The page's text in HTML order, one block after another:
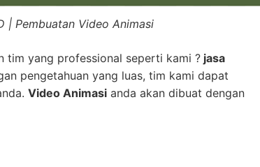
| Pembuatan Video Animasi
tim yang professional seperti kami ? jasa
pengetahuan yang luas, tim kami dapat
Video Animasi anda akan dibuat dengan